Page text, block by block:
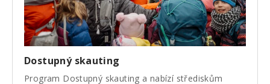
Dostupný skauting
Program Dostupný skauting a nabízí střediskům